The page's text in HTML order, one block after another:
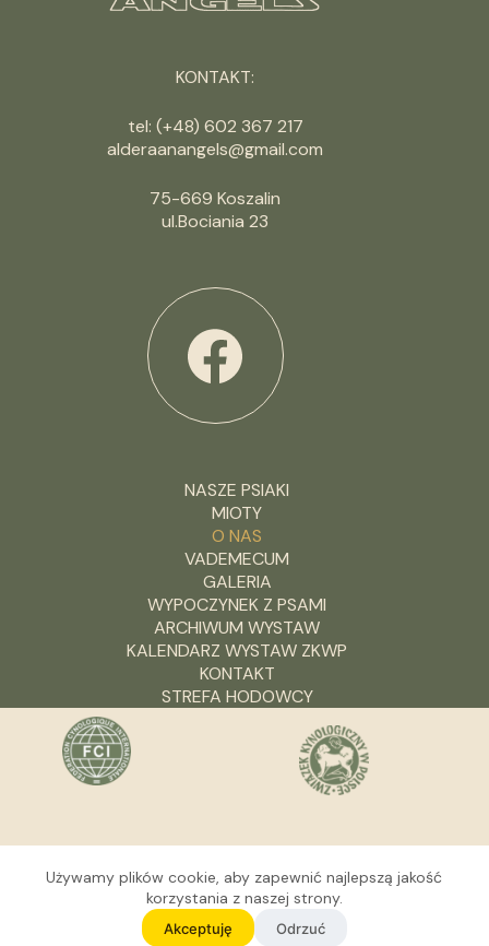
Używamy plików cookie, aby zapewnić najlepszą jakość
korzystania z naszej strony.
Akceptuję Odrzuć
KONTAKT:
tel: (+48) 602 367 217
alderaanangels@gmail.com
75-669 Koszalin
ul.Bociania 23
NASZE PSIAKI
MIOTY
O NAS
VADEMECUM
GALERIA
WYPOCZYNEK Z PSAMI
ARCHIWUM WYSTAW
KALENDARZ WYSTAW ZKWP
KONTAKT
STREFA HODOWCY
// © 2018 Family Kennel of Golden Retrievers | All rights